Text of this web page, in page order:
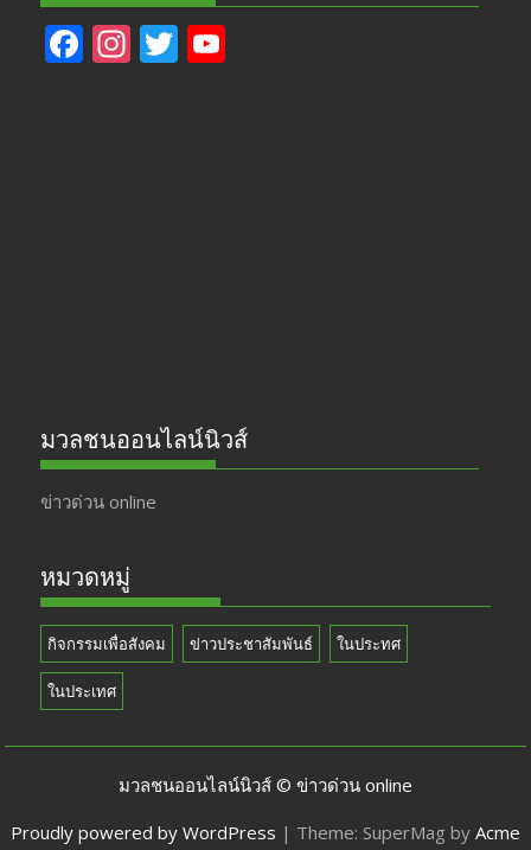
F In T
มวลชนออนไลน์นิวส์
ข่าวด่วน online
หมวดหมู่
กิจกรรมเพื่อสังคม ข่าวประชาสัมพันธ์ ในประทศ
ในประเทศ
มวลชนออนไลน์นิวส์ © ข่าวด่วน online
Proudly powered by WordPress | Theme: SuperMag by Acme